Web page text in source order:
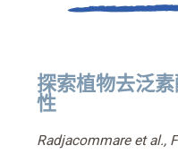
探索植物去泛素
性
Radjacommare et al.,